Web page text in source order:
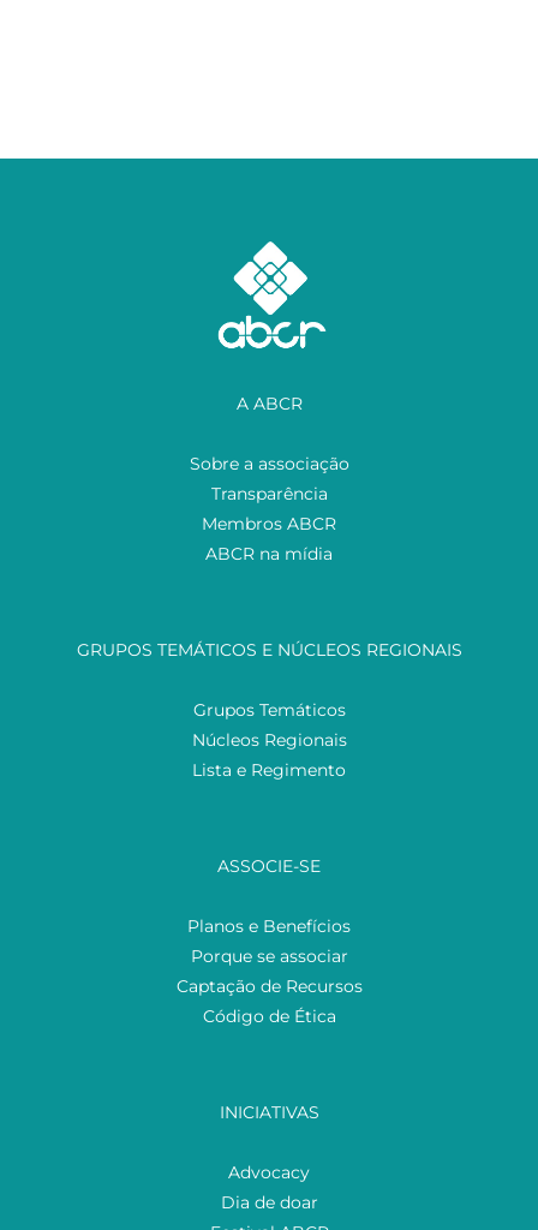
A ABCR
Sobre a associação
Transparência
Membros ABCR
ABCR na mídia
GRUPOS TEMÁTICOS E NÚCLEOS REGIONAIS
Grupos Temáticos
Núcleos Regionais
Lista e Regimento
ASSOCIE-SE
Planos e Benefícios
Porque se associar
Captação de Recursos
Código de Ética
INICIATIVAS
Advocacy
Dia de doar